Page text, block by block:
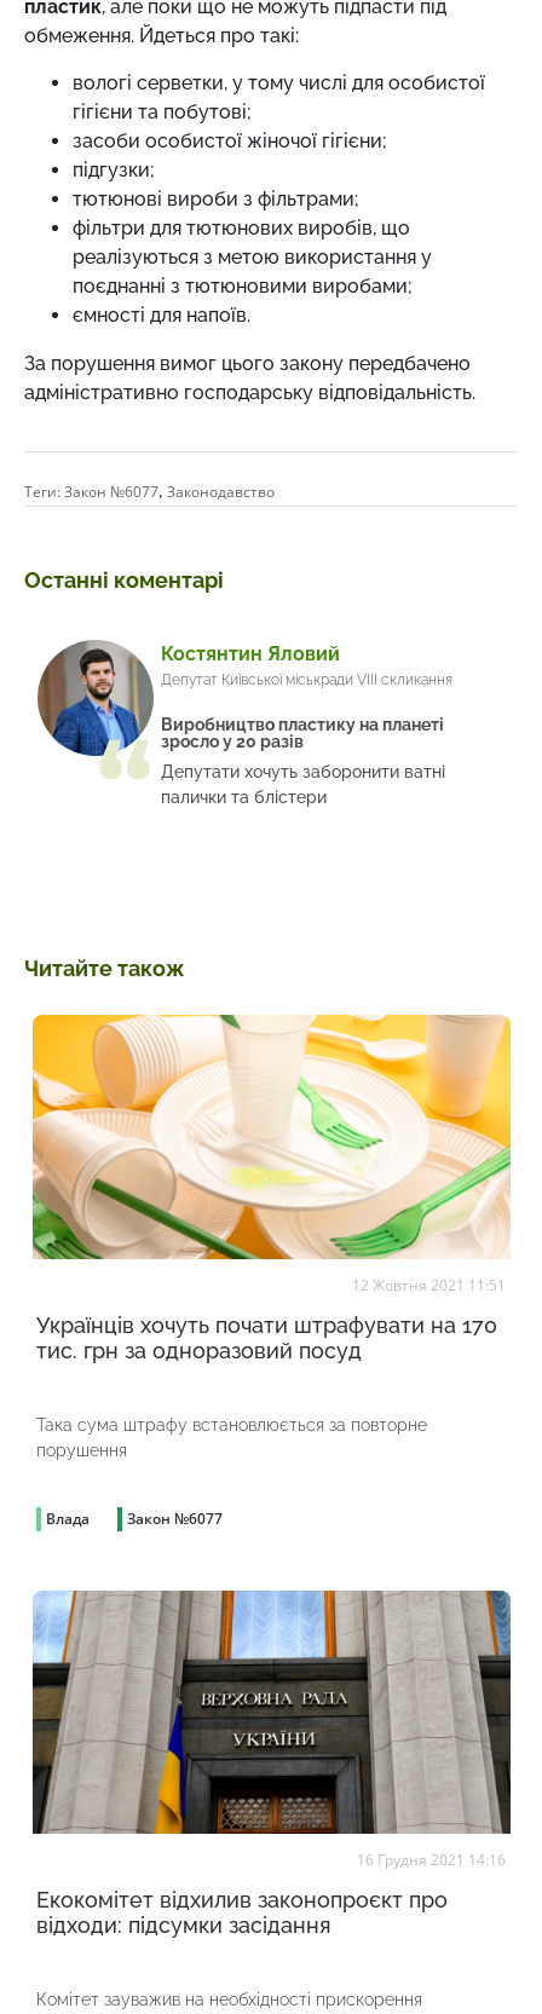
пластик, але поки що не можуть підпасти під
обмеження. Йдеться про такі:
вологі серветки, у тому числі для особистої
гігієни та побутові;
засоби особистої жіночої гігієни;
підгузки;
тютюнові вироби з фільтрами;
фільтри для тютюнових виробів, що
реалізуються з метою використання у
поєднанні з тютюновими виробами;
ємності для напоїв.
За порушення вимог цього закону передбачено
адміністративно господарську відповідальність.
Теги:Закон №6077, Законодавство
Останні коментарі
Костянтин Яловий
Депутат Київської міськради VIII скликання
Виробництво пластику на планеті
зросло у 20 разів
Депутати хочуть заборонити ватні
палички та блістери
Читайте також
12 Жовтня 2021 11:51
Українців хочуть почати штрафувати на 170
тис. грн за одноразовий посуд
Така сума штрафу встановлюється за повторне
порушення
Влада Закон №6077
16 Грудня 2021 14:16
Екокомітет відхилив законопроєкт про
відходи: підсумки засідання
Комітет зауважив на необхідності прискорення